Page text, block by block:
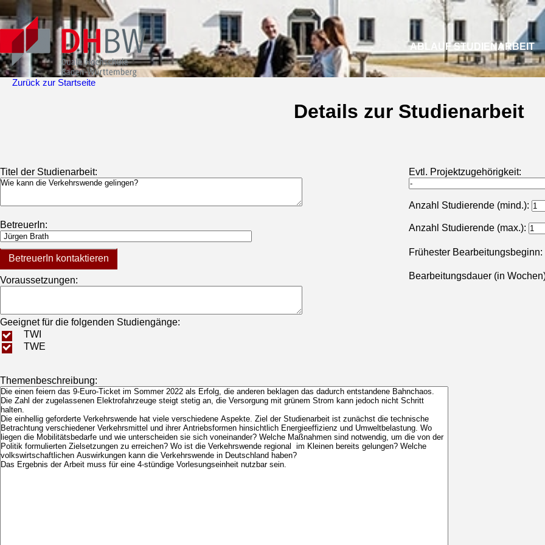
ABLAUF STUDIENARBEIT
Zurück zur Startseite
Details zur Studienarbeit
Titel der Studienarbeit:
BetreuerIn:
BetreuerIn kontaktieren
Voraussetzungen:
Evtl. Projektzugehörigkeit:
Anzahl Studierende (mind.):
Anzahl Studierende (max.):
Frühester Bearbeitungsbeginn:
Bearbeitungsdauer (in
Geeignet für die folgenden Studiengänge:
TWI
TWE
Themenbeschreibung: